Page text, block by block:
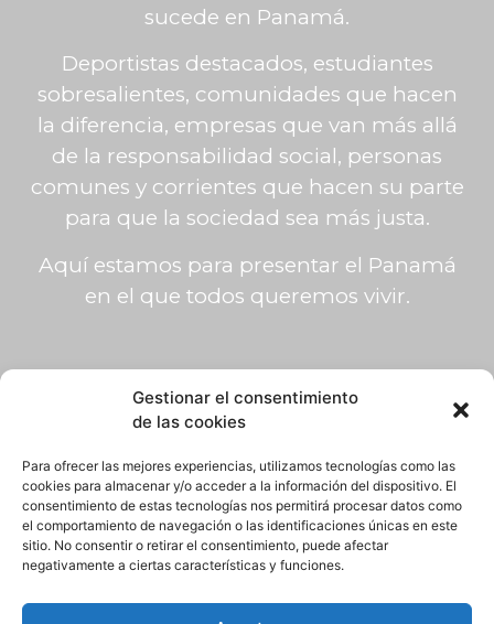
Gestionar el consentimiento
de las cookies
Para ofrecer las mejores experiencias, utilizamos tecnologías como las
cookies para almacenar y/o acceder a la información del dispositivo. El
consentimiento de estas tecnologías nos permitirá procesar datos como
el comportamiento de navegación o las identificaciones únicas en este
sitio. No consentir o retirar el consentimiento, puede afectar
negativamente a ciertas características y funciones.
sucede en Panamá.
Deportistas destacados, estudiantes
sobresalientes, comunidades que hacen
la diferencia, empresas que van más allá
de la responsabilidad social, personas
comunes y corrientes que hacen su parte
para que la sociedad sea más justa.
Aquí estamos para presentar el Panamá
en el que todos queremos vivir.